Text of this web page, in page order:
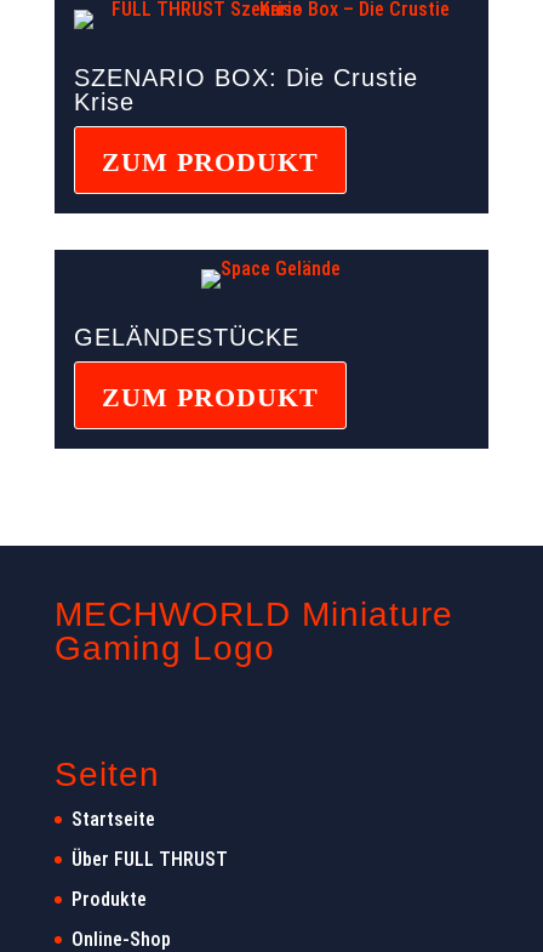
SZENARIO BOX: Die Crustie
Krise
ZUM PRODUKT
GELÄNDESTÜCKE
ZUM PRODUKT
MECHWORLD Miniature
Gaming Logo
Seiten
Startseite
Über FULL THRUST
Produkte
Online-Shop